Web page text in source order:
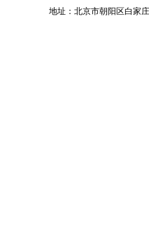
地址：北京市朝阳区白家